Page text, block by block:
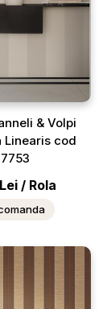
& Volpi
Linearis cod
7753
Lei / Rola